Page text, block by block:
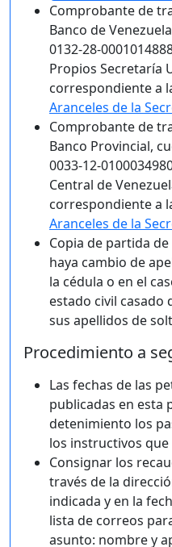
Comprobante de
Banco de
0132-28-
Propios Secretaría
correspondiente a
Aranceles de la
Comprobante de
Banco Provincial,
0033-12-
Central de
correspondiente a
Aranceles de la
Copia de partida
haya cambio de
la cédula o en el
estado civil casado
sus apellidos de
Procedimiento a
Las fechas de las
publicadas en esta
detenimiento los
los instructivos
Consignar los
través de la
indicada y en la
lista de correos
asunto: nombre y